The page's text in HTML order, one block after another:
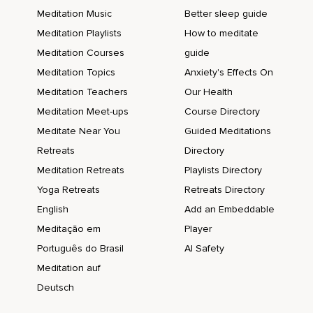
Desde la coronilla hasta el cuello.
El anillo se ensanchará o se encogerá para adaptarse al
Desciende con tu anillo de atención por el cuello.
Empieza el recorrido del brazo izquierdo por el hombro,
Bíceps,
Muñeca,
Por la palma de la mano y por cada uno de los dedos.
Haz el mismo recorrido por el brazo derecho.
Meditation Music
Meditation Playlists
Meditation Courses
Meditation Topics
Meditation Teachers
Meditation Meet-ups
Meditate Near You
Retreats
Meditation Retreats
Yoga Retreats
English
Meditação em
Português do Brasil
Meditation auf
Deutsch
Better sleep guide
How to meditate
guide
Anxiety's Effects On
Our Health
Course Directory
Guided Meditations
Directory
Playlists Directory
Retreats Directory
Add an Embeddable
Player
AI Safety